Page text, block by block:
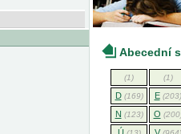
Abecední
(1) (1)
D (169) E (203)
N (123) O